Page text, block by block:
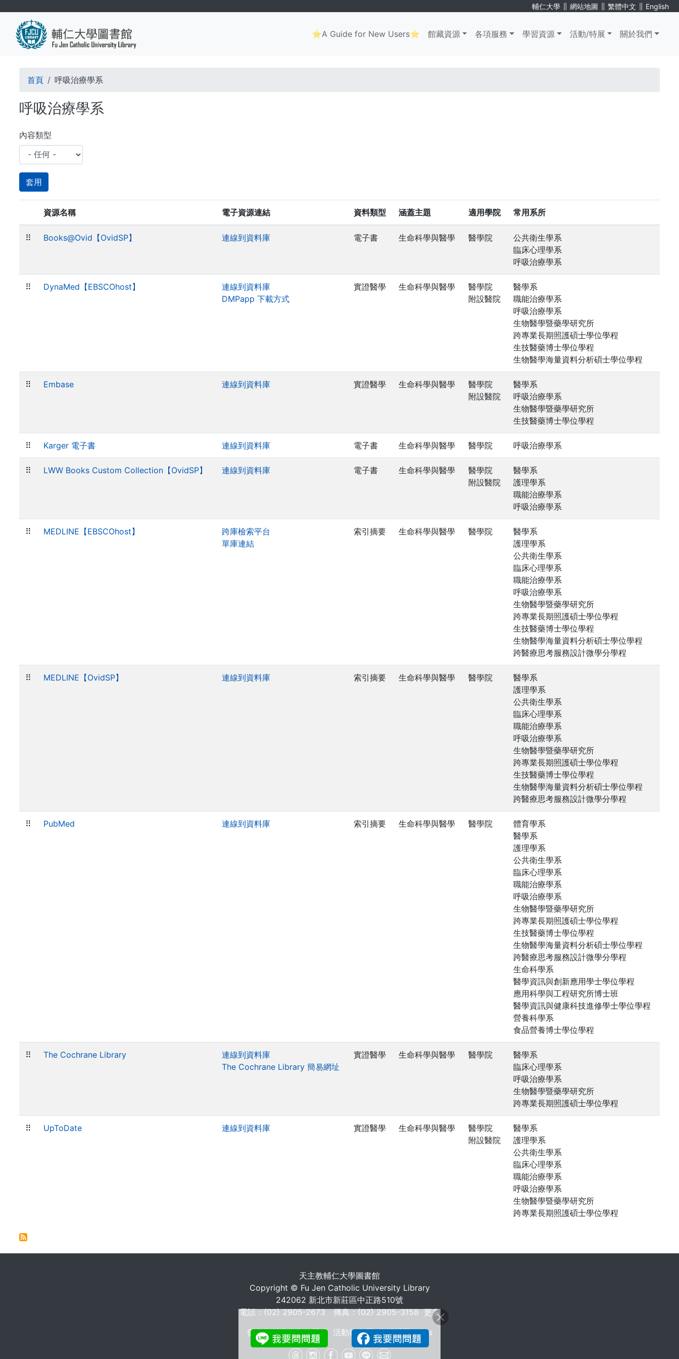
輔仁大學 ∥ 網站地圖 ∥ 繁體中文 ∥ English
Main
navigation
⭐A Guide for New Users⭐ 館藏資源 各項服務 學習資源 活動/特展 關於我們
導
航
連
結
首頁 呼吸治療學系
呼吸治療學系
內容類型
資源名稱 電子資源連結 資料類型 涵蓋主題 適用學院 常用系所
⠿ Books@Ovid【OvidSP】 連線到資料庫 電子書 生命科學與醫學 醫學院
公共衛生學系
臨床心理學系
呼吸治療學系
⠿ DynaMed【EBSCOhost】
連線到資料庫
DMPapp 下載方式
實證醫學 生命科學與醫學
醫學院
附設醫院
醫學系
職能治療學系
呼吸治療學系
生物醫學暨藥學研究所
跨專業長期照護碩士學位學程
生技醫藥博士學位學程
生物醫學海量資料分析碩士學位學程
⠿ Embase 連線到資料庫 實證醫學 生命科學與醫學
醫學院
附設醫院
醫學系
呼吸治療學系
生物醫學暨藥學研究所
生技醫藥博士學位學程
⠿ Karger 電子書 連線到資料庫 電子書 生命科學與醫學 醫學院 呼吸治療學系
⠿ LWW Books Custom Collection【OvidSP】 連線到資料庫 電子書 生命科學與醫學
醫學院
附設醫院
醫學系
護理學系
職能治療學系
呼吸治療學系
⠿ MEDLINE【EBSCOhost】
跨庫檢索平台
單庫連結
索引摘要 生命科學與醫學 醫學院
醫學系
護理學系
公共衛生學系
臨床心理學系
職能治療學系
呼吸治療學系
生物醫學暨藥學研究所
跨專業長期照護碩士學位學程
生技醫藥博士學位學程
生物醫學海量資料分析碩士學位學程
跨醫療思考服務設計微學分學程
⠿ MEDLINE【OvidSP】 連線到資料庫 索引摘要 生命科學與醫學 醫學院
醫學系
護理學系
公共衛生學系
臨床心理學系
職能治療學系
呼吸治療學系
生物醫學暨藥學研究所
跨專業長期照護碩士學位學程
生技醫藥博士學位學程
生物醫學海量資料分析碩士學位學程
跨醫療思考服務設計微學分學程
⠿ PubMed 連線到資料庫 索引摘要 生命科學與醫學 醫學院
體育學系
醫學系
護理學系
公共衛生學系
臨床心理學系
職能治療學系
呼吸治療學系
生物醫學暨藥學研究所
跨專業長期照護碩士學位學程
生技醫藥博士學位學程
生物醫學海量資料分析碩士學位學程
跨醫療思考服務設計微學分學程
生命科學系
醫學資訊與創新應用學士學位學程
應用科學與工程研究所博士班
醫學資訊與健康科技進修學士學位學程
營養科學系
食品營養博士學位學程
⠿ The Cochrane Library
連線到資料庫
The Cochrane Library 簡易網址
實證醫學 生命科學與醫學 醫學院
醫學系
臨床心理學系
呼吸治療學系
生物醫學暨藥學研究所
跨專業長期照護碩士學位學程
⠿ UpToDate 連線到資料庫 實證醫學 生命科學與醫學
醫學院
附設醫院
醫學系
護理學系
公共衛生學系
臨床心理學系
職能治療學系
呼吸治療學系
生物醫學暨藥學研究所
跨專業長期照護碩士學位學程
天主教輔仁大學圖書館
Copyright © Fu Jen Catholic University Library
242062 新北市新莊區中正路510號
電話：(02) 2905-2673 傳真：(02) 2905-3158更多
個人資料蒐集告知聲明 活動行事曆 常問問題 FAQs